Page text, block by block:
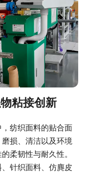
粘接创新
纺织面料的贴合面
损、清洁以及环境
柔韧性与耐久性。
针织面料、仿麂皮